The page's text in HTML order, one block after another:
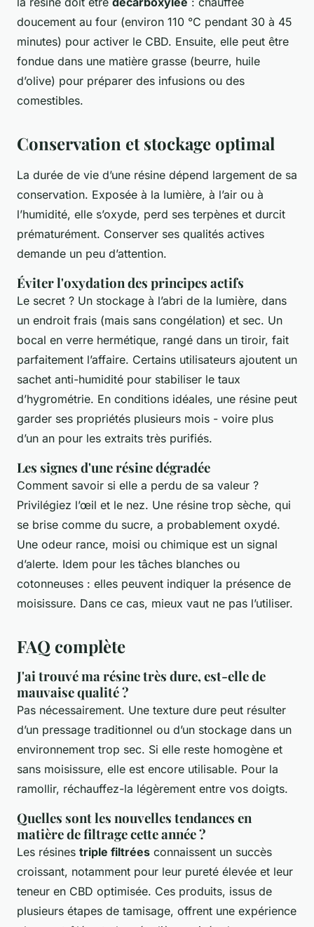
doucement au four (environ 110 °C pendant 30 à 45
minutes) pour activer le CBD. Ensuite, elle peut être
fondue dans une matière grasse (beurre, huile
d’olive) pour préparer des infusions ou des
comestibles.
Conservation et stockage optimal
La durée de vie d’une résine dépend largement de sa
conservation. Exposée à la lumière, à l’air ou à
l’humidité, elle s’oxyde, perd ses terpènes et durcit
prématurément. Conserver ses qualités actives
demande un peu d’attention.
Éviter l'oxydation des principes actifs
Le secret ? Un stockage à l’abri de la lumière, dans
un endroit frais (mais sans congélation) et sec. Un
bocal en verre hermétique, rangé dans un tiroir, fait
parfaitement l’affaire. Certains utilisateurs ajoutent un
sachet anti-humidité pour stabiliser le taux
d’hygrométrie. En conditions idéales, une résine peut
garder ses propriétés plusieurs mois - voire plus
d’un an pour les extraits très purifiés.
Les signes d'une résine dégradée
Comment savoir si elle a perdu de sa valeur ?
Privilégiez l’œil et le nez. Une résine trop sèche, qui
se brise comme du sucre, a probablement oxydé.
Une odeur rance, moisi ou chimique est un signal
d’alerte. Idem pour les tâches blanches ou
cotonneuses : elles peuvent indiquer la présence de
moisissure. Dans ce cas, mieux vaut ne pas l’utiliser.
FAQ complète
J'ai trouvé ma résine très dure, est-elle de
mauvaise qualité ?
Pas nécessairement. Une texture dure peut résulter
d’un pressage traditionnel ou d’un stockage dans un
environnement trop sec. Si elle reste homogène et
sans moisissure, elle est encore utilisable. Pour la
ramollir, réchauffez-la légèrement entre vos doigts.
Quelles sont les nouvelles tendances en
matière de filtrage cette année ?
Les résines triple filtrées connaissent un succès
croissant, notamment pour leur pureté élevée et leur
teneur en CBD optimisée. Ces produits, issus de
plusieurs étapes de tamisage, offrent une expérience